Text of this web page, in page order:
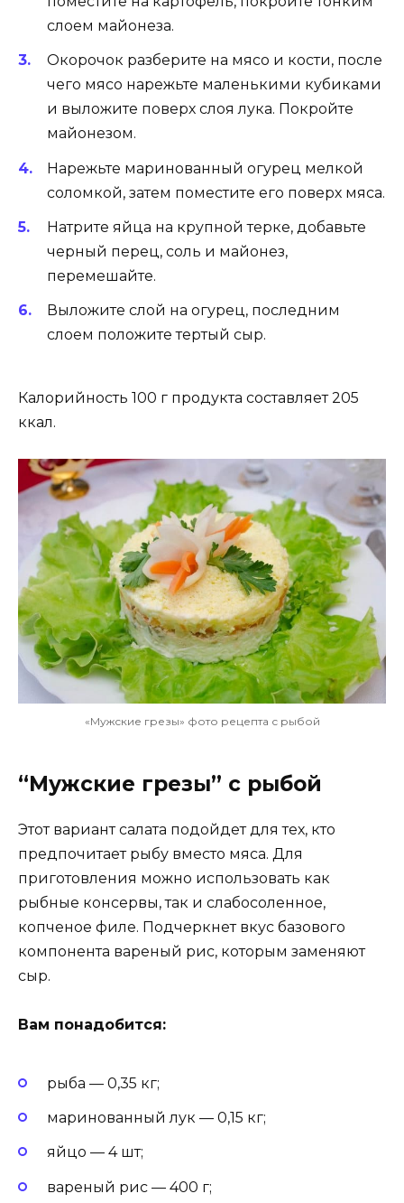
слоем майонеза.
Окорочок разберите на мясо и кости, после
чего мясо нарежьте маленькими кубиками
и выложите поверх слоя лука. Покройте
майонезом.
Нарежьте маринованный огурец мелкой
соломкой, затем поместите его поверх мяса.
Натрите яйца на крупной терке, добавьте
черный перец, соль и майонез,
перемешайте.
Выложите слой на огурец, последним
слоем положите тертый сыр.
Калорийность 100 г продукта составляет 205
ккал.
«Мужские грезы» фото рецепта с рыбой
“Мужские грезы” с рыбой
Этот вариант салата подойдет для тех, кто
предпочитает рыбу вместо мяса. Для
приготовления можно использовать как
рыбные консервы, так и слабосоленное,
копченое филе. Подчеркнет вкус базового
компонента вареный рис, которым заменяют
сыр.
Вам понадобится:
рыба — 0,35 кг;
маринованный лук — 0,15 кг;
яйцо — 4 шт;
вареный рис — 400 г;